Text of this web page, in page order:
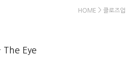
HOME > 클로즈업
The Eye